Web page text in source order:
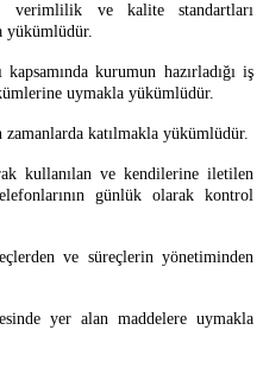
verimlilik ve kalite standartları
yükümlüdür.
kurumun hazırladığı iş
uymakla yükümlüdür.
katılmakla yükümlüdür.
kullanılan ve kendilerine iletilen
günlük olarak kontrol
ve süreçlerin yönetiminden
yer alan maddelere uymakla